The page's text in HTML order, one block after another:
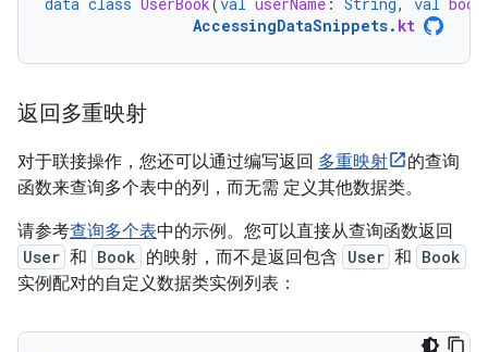
AccessingDataSnippets. kt
返回多重映射
对于联接操作，您还可以通过编写返回 多重映射
的查询
函数来查询多个表中的列，而无需 定义其他数据类。
请参考查询多个表中的示例。您可以直接从查询函数返回
User 和 Book 的映射，而不是返回包含 User 和 Book
实例配对的自定义数据类实例列表：